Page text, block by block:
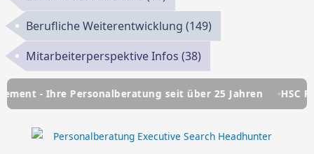
Berufliche Weiterentwicklung(149)
Mitarbeiterperspektive Infos(38)
- Ihre Personalberatung seit über 25 Jahren HSC